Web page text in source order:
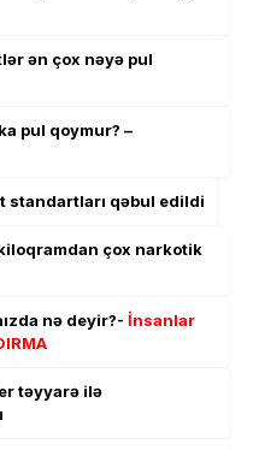
ən çox nəyə pul
pul qoymur? –
standartları qəbul edildi
çox narkotik
nə deyir?- İnsanlar
təyyarə ilə